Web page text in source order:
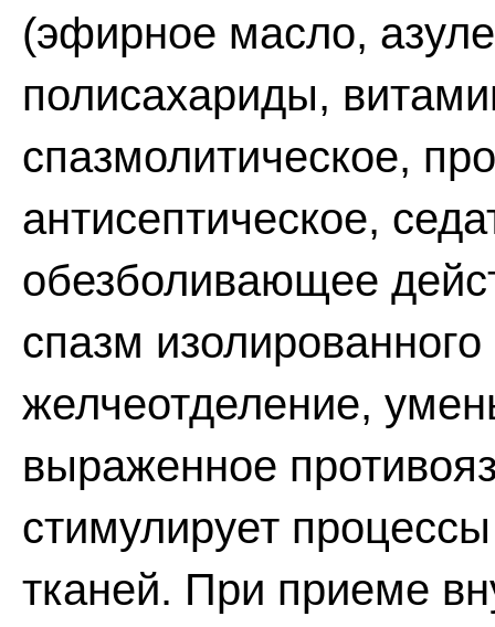
(эфирное масло,
полисахариды,
спазмолитическое,
антисептическое,
обезболивающее
спазм
желчеотделение,
выраженное
стимулирует
тканей. При приеме